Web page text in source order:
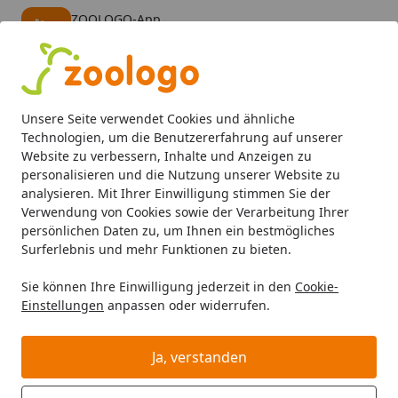
Unsere Seite verwendet Cookies und ähnliche
Technologien, um die Benutzererfahrung auf unserer
Website zu verbessern, Inhalte und Anzeigen zu
personalisieren und die Nutzung unserer Website zu
analysieren. Mit Ihrer Einwilligung stimmen Sie der
Verwendung von Cookies sowie der Verarbeitung Ihrer
persönlichen Daten zu, um Ihnen ein bestmögliches
Surferlebnis und mehr Funktionen zu bieten.
Sie können Ihre Einwilligung jederzeit in den Cookie-
Einstellungen anpassen oder widerrufen.
Ja, verstanden
ZOOLOGO-App
Alle Produkte
Mein Konto
Suchen
Startseite
Hund Hundefutter Trockenfutter Edgard&Cooper
Edgard&Cooper Frisches Bio Rind &
Huhn Medium 1kg